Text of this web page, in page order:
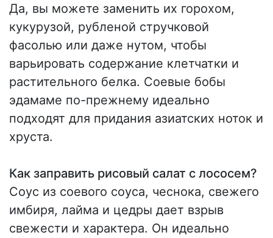
Да, вы можете заменить их горохом,
кукурузой, рубленой стручковой
фасолью или даже нутом, чтобы
варьировать содержание клетчатки и
растительного белка. Соевые бобы
эдамаме по-прежнему идеально
подходят для придания азиатских ноток и
хруста.
Как заправить рисовый салат с лососем?
Соус из соевого соуса, чеснока, свежего
имбиря, лайма и цедры дает взрыв
свежести и характера. Он идеально